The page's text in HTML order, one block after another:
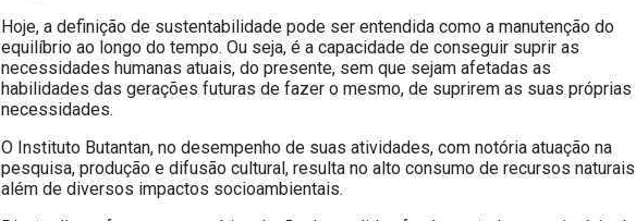
Hoje, a definição de sustentabilidade pode ser entendida como a manutenção do
equilíbrio ao longo do tempo. Ou seja, é a capacidade de conseguir suprir as
necessidades humanas atuais, do presente, sem que sejam afetadas as
habilidades das gerações futuras de fazer o mesmo, de suprirem as suas próprias
necessidades.
O Instituto Butantan, no desempenho de suas atividades, com notória atuação na
pesquisa, produção e difusão cultural, resulta no alto consumo de recursos naturais
além de diversos impactos socioambientais.